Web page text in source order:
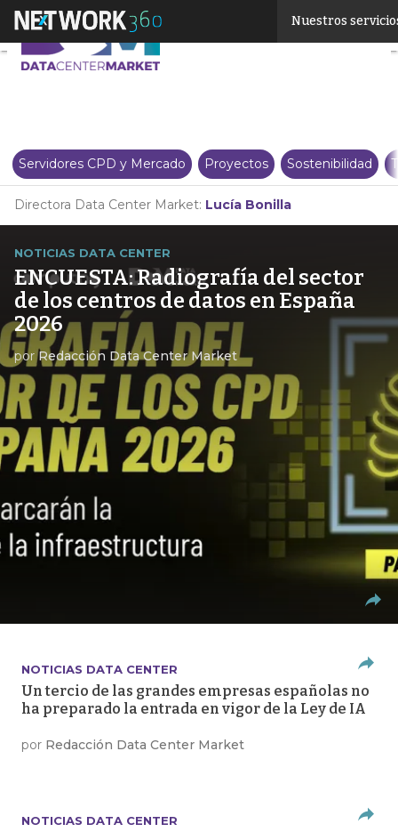
Nuestros
Servidores CPD y Mercado Proyectos Sostenibilidad
Directora Data Center Market: Lucía Bonilla
NOTICIAS DATA CENTER
ENCUESTA: Radiografía del sector
de los centros de datos en España
2026
porRedacción Data Center Market
NOTICIAS DATA CENTER
Un tercio de las grandes empresas españolas no
ha preparado la entrada en vigor de la Ley de IA
por Redacción Data Center Market
NOTICIAS DATA CENTER